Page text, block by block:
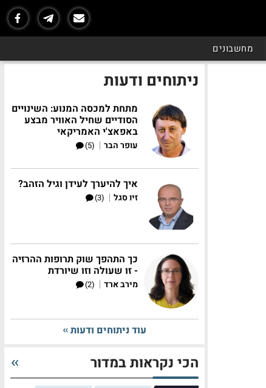
מחשבונים
ניתוחים ודעות
מתחת למכסה המנוע: השינויים
הסודיים שחיל האוויר מבצע
באפאצ'י האמריקאי
עופר הבר |
(5)
איך להיערך לעידן וגיל הזהב?
זיו סגל |
(3)
כך התהפך שוק תרופות ההרזיה
- זו שעולה וזו שיורדת
מירב ארד |
(2)
עוד ניתוחים ודעות
הכי נקראות במדור